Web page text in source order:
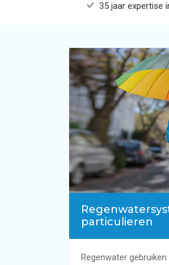
Duurzaam
35 jaar expertise
particulieren
Regenwater